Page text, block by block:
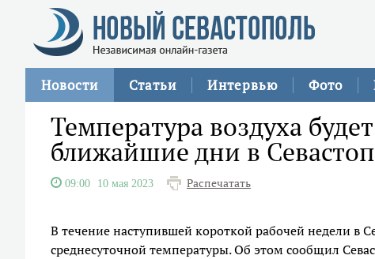
Новости Статьи Интервью Фото
Температура воздуха
ближайшие дни в
09:00 10 мая 2023 Распечатать
В течение наступившей короткой рабочей недели в
среднесуточной температуры. Об этом сообщил